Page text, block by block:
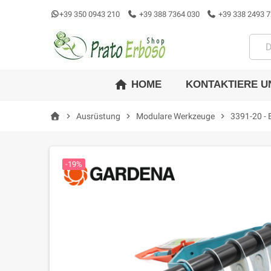
+39 350 0943 210 +39 388 7364 030 +39 338 2493
home HOME KONTAKTIERE
chevron_right Ausrüstung chevron_right Modulare Werkzeuge chevron_right 3391-20 -
-19%